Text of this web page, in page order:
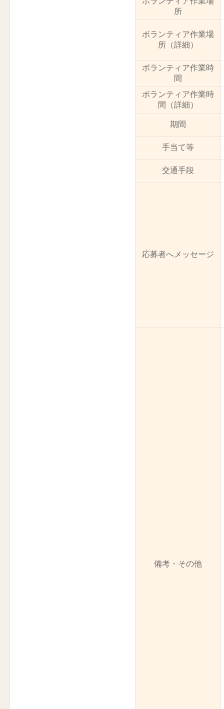
所
ボランティア作業場
所（詳細）
ボランティア作業時
間
ボランティア作業時
間（詳細）
期間
手当て等
交通手段
応募者へメッセージ
備考・その他